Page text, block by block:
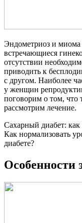
Эндометриоз и
встречающиеся
отсутствии
приводить к
с другом. Наиболее
у женщин
поговорим о том, что
рассмотрим лечение.
Сахарный диабет: как
Как нормализовать
диабете?
Особенности